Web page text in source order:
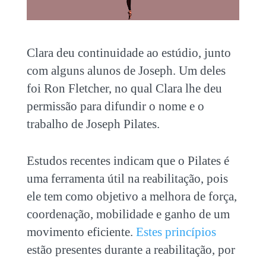
Clara deu continuidade ao estúdio, junto
com alguns alunos de Joseph. Um deles
foi Ron Fletcher, no qual Clara lhe deu
permissão para difundir o nome e o
trabalho de Joseph Pilates.
Estudos recentes indicam que o Pilates é
uma ferramenta útil na reabilitação, pois
ele tem como objetivo a melhora de força,
coordenação, mobilidade e ganho de um
movimento eficiente. Estes princípios
estão presentes durante a reabilitação, por